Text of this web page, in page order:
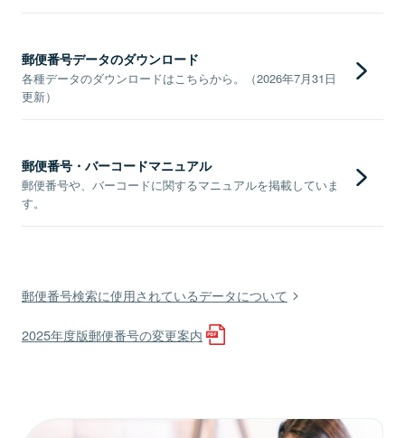
郵便番号データのダウンロード
各種データのダウンロードはこちらから。（2026年7月31日
更新）
郵便番号・バーコードマニュアル
郵便番号や、バーコードに関するマニュアルを掲載していま
す。
郵便番号検索に使用されているデータについて
2025年度版郵便番号の変更案内